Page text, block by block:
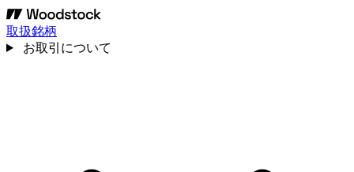
取扱銘柄
お取引について